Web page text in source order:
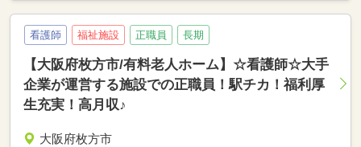
看護師 福祉施設 正職員 長期
【大阪府枚方市/有料老人ホーム】☆看護師☆大手
企業が運営する施設での正職員！駅チカ！福利厚
生充実！高月収♪
大阪府枚方市